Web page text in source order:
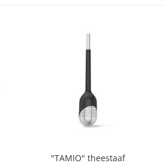
"TAMIO" theestaaf